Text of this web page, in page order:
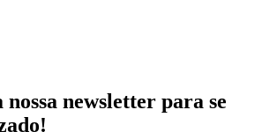
nossa newsletter para se